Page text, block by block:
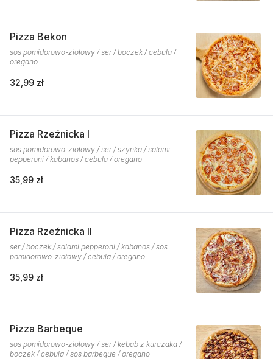
Pizza Bekon
sos pomidorowo-ziołowy / ser / boczek / cebula /
oregano
32,99 zł
Pizza Rzeźnicka I
sos pomidorowo-ziołowy / ser / szynka / salami
pepperoni / kabanos / cebula / oregano
35,99 zł
Pizza Rzeźnicka II
ser / boczek / salami pepperoni / kabanos / sos
pomidorowo-ziołowy / cebula / oregano
35,99 zł
Pizza Barbeque
sos pomidorowo-ziołowy / ser / kebab z kurczaka /
boczek / cebula / sos barbeque / oregano